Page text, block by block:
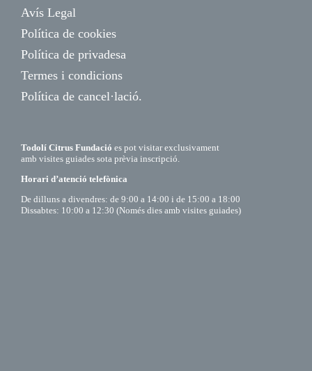
Avís Legal
Política de cookies
Política de privadesa
Termes i condicions
Política de cancel·lació.
Todolí Citrus Fundació es pot visitar exclusivament
amb visites guiades sota prèvia inscripció.
Horari d’atenció telefònica
De dilluns a divendres: de 9:00 a 14:00 i de 15:00 a 18:00
Dissabtes: 10:00 a 12:30 (Només dies amb visites guiades)